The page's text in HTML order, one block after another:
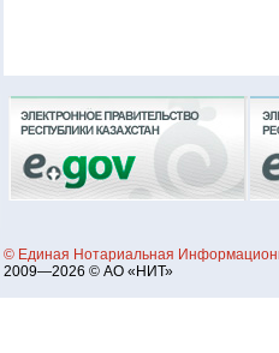
© Единая Нотариальная
2009—2026 © АО «НИТ»